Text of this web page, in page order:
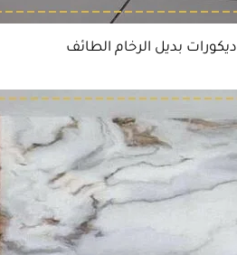
ديكورات بديل الرخام الطائف